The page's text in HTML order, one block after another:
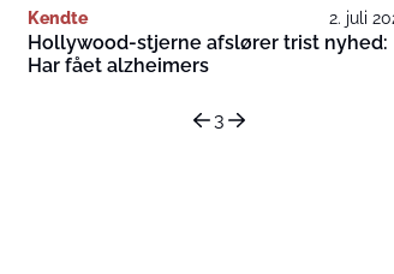
Kendte 2. juli
Hollywood-stjerne afslører trist nyhed:
Har fået alzheimers
3